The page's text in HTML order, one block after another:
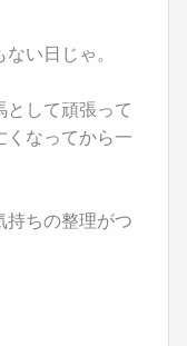
い日じゃ。
として頑張って
くなってから一
持ちの整理がつ